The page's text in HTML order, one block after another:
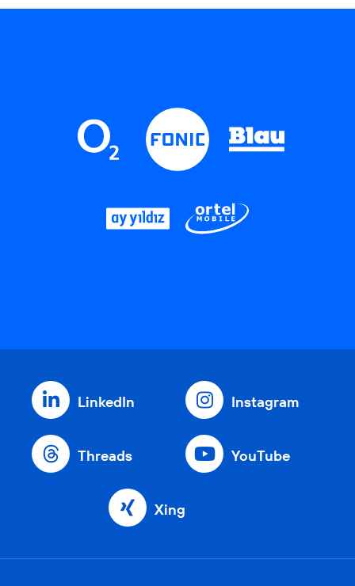
LinkedIn Instagram
Threads YouTube
Xing